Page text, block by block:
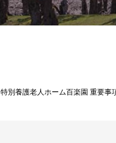
特別養護老人ホーム百楽園 重要事